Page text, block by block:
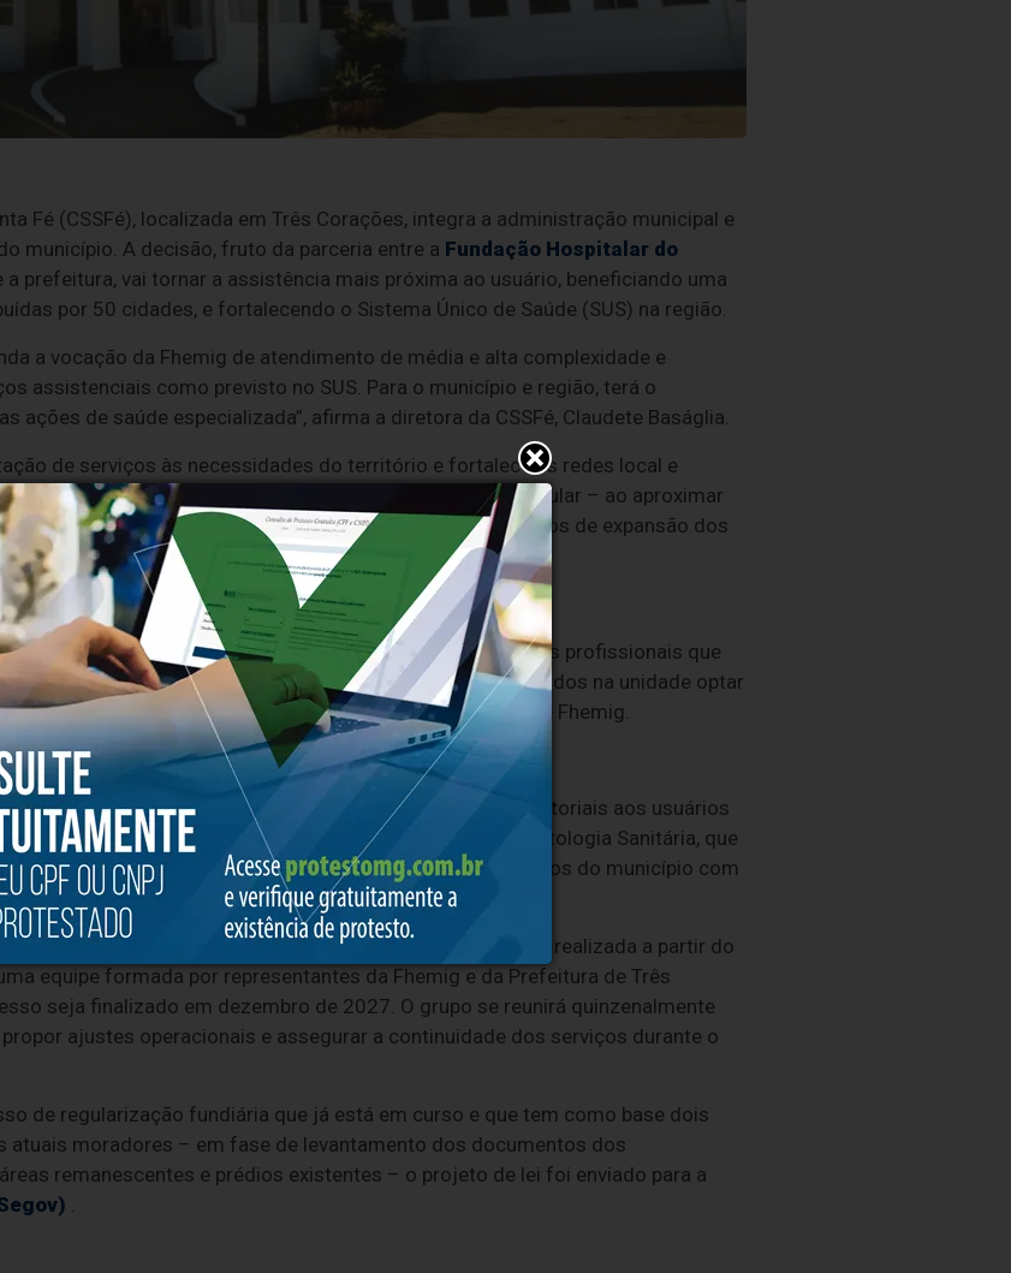
Fé (CSSFé), localizada em Três Corações, integra a administração municipal e
município. A decisão, fruto da parceria entre a Fundação Hospitalar do
a prefeitura, vai tornar a assistência mais próxima ao usuário, beneficiando uma
por 50 cidades, e fortalecendo o Sistema Único de Saúde (SUS) na região.
a vocação da Fhemig de atendimento de média e alta complexidade e
assistenciais como previsto no SUS. Para o município e região, terá o
ações de saúde especializada”, afirma a diretora da CSSFé, Claudete Baságlia.
de serviços às necessidades do território e fortalece as redes local e
e eficiência, assim como para fortalecer a participação popular – ao aproximar
de controle social – além de integrar a unidade aos planos de expansão dos
enviou uma equipe para esclarecer dúvidas e orientar os profissionais que
terão seus direitos garantidos, podendo os efetivos lotados na unidade optar
transferência/remoção para as demais unidades da rede Fhemig.
à hanseníase, a unidade presta serviços de saúde ambulatoriais aos usuários
de 1.800 atendimentos em seu Ambulatório de Dermatologia Sanitária, que
e de tratamento de feridas crônicas, como também serviços do município com
Centro de Referência de Imunobiológicos (Crie) regional.
do Termo de Cooperação Técnica (TCT) em 8/6, será realizada a partir do
equipe formada por representantes da Fhemig e da Prefeitura de Três
seja finalizado em dezembro de 2027. O grupo se reunirá quinzenalmente
ajustes operacionais e assegurar a continuidade dos serviços durante o
de regularização fundiária que já está em curso e que tem como base dois
atuais moradores – em fase de levantamento dos documentos dos
remanescentes e prédios existentes – o projeto de lei foi enviado para a
.